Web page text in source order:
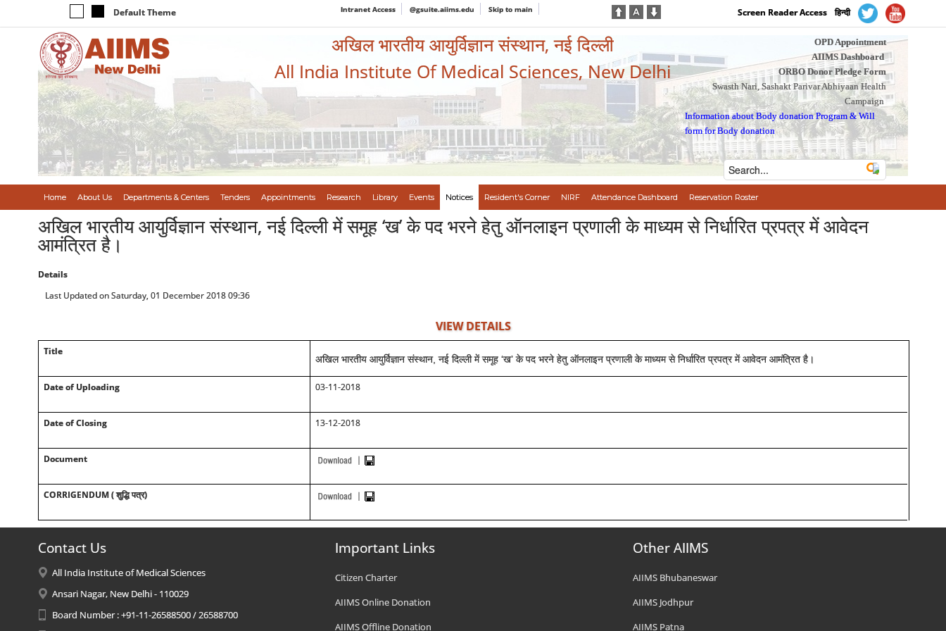
Default Theme Intranet Access @gsuite.aiims.edu Skip to main Screen Reader Access हिन्दी
अखिल भारतीय आयुर्विज्ञान संस्थान, नई दिल्ली
All India Institute Of Medical Sciences, New Delhi
OPD Appointment
AIIMS Dashboard
ORBO Donor Pledge Form
Swasth Nari, Sashakt Parivar Abhiyaan Health
Campaign
Information about Body donation Program &Will
form for Body donation
Home About Us Departments & Centers Tenders Appointments Research Library Events Notices Resident's Corner NIRF Attendance Dashboard Reservation Roster
अखिल भारतीय आयुर्विज्ञान संस्थान, नई दिल्ली में समूह ‘ख’ के पद भरने हेतु ऑनलाइन प्रणाली के माध्यम से निर्धारित प्रपत्र में आवेदन
आमंत्रित है।
Details
Last Updated on Saturday, 01 December 2018 09:36
VIEW DETAILS
Title
अखिल भारतीय आयुर्विज्ञान संस्थान, नई दिल्ली में समूह ‘ख’ के पद भरने हेतु ऑनलाइन प्रणाली के माध्यम से निर्धारित प्रपत्र में आवेदन आमंत्रित है।
Date of Uploading 03-11-2018
Date of Closing 13-12-2018
Document
CORRIGENDUM ( शुद्धि पत्र)
Contact Us
All India Institute of Medical Sciences
Ansari Nagar, New Delhi - 110029
Board Number : +91-11-26588500 / 26588700
Important Links
Citizen Charter
AIIMS Online Donation
AIIMS Offline Donation
Other AIIMS
AIIMS Bhubaneswar
AIIMS Jodhpur
AIIMS Patna